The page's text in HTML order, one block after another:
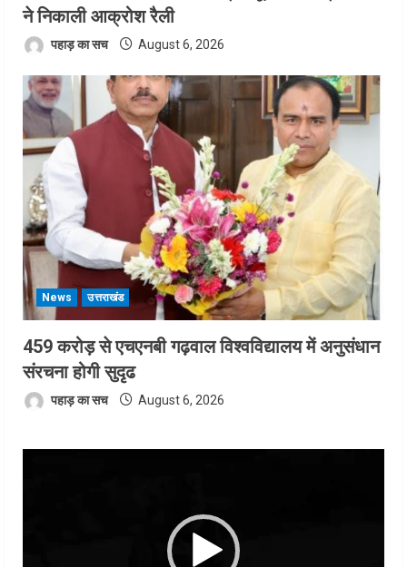
ने निकाली आक्रोश रैली
पहाड़ का सच August 6, 2026
News उत्तराखंड
459 करोड़ से एचएनबी गढ़वाल विश्वविद्यालय में अनुसंधान
संरचना होगी सुदृढ
पहाड़ का सच August 6, 2026